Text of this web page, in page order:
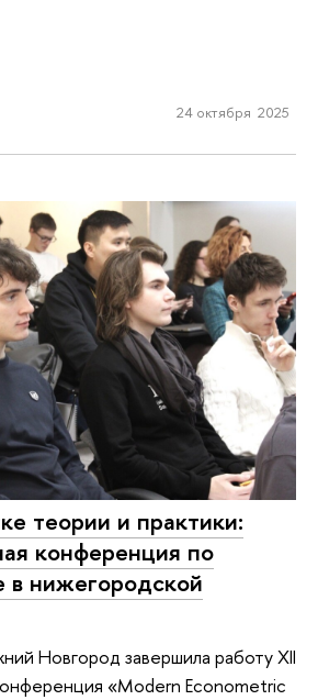
24 октября 2025
теории и практики:
конференция по
в нижегородской
Новгород завершила работу XII
«Modern Econometric